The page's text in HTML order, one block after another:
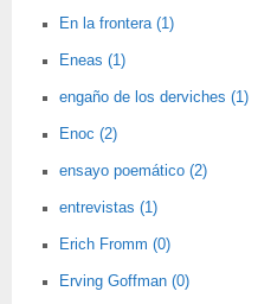
En la frontera (1)
Eneas (1)
engaño de los derviches (1)
Enoc (2)
ensayo poemático (2)
entrevistas (1)
Erich Fromm (0)
Erving Goffman (0)